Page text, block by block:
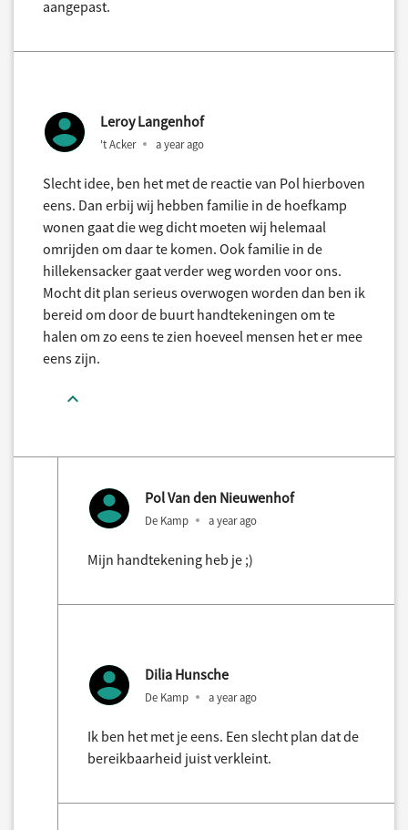
aangepast.
Leroy Langenhof
't Acker a year ago
Slecht idee, ben het met de reactie van Pol hierboven
eens. Dan erbij wij hebben familie in de hoefkamp
wonen gaat die weg dicht moeten wij helemaal
omrijden om daar te komen. Ook familie in de
hillekensacker gaat verder weg worden voor ons.
Mocht dit plan serieus overwogen worden dan ben ik
bereid om door de buurt handtekeningen om te
halen om zo eens te zien hoeveel mensen het er mee
eens zijn.
Pol Van den Nieuwenhof
De Kamp a year ago
Mijn handtekening heb je ;)
Dilia Hunsche
De Kamp a year ago
Ik ben het met je eens. Een slecht plan dat de
bereikbaarheid juist verkleint.